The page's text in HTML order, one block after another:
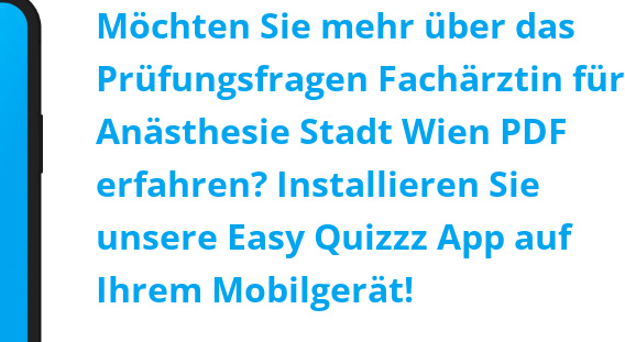
Möchten Sie mehr über das
Prüfungsfragen Fachärztin für
Anästhesie Stadt Wien PDF
erfahren? Installieren Sie
unsere Easy Quizzz App auf
Ihrem Mobilgerät!